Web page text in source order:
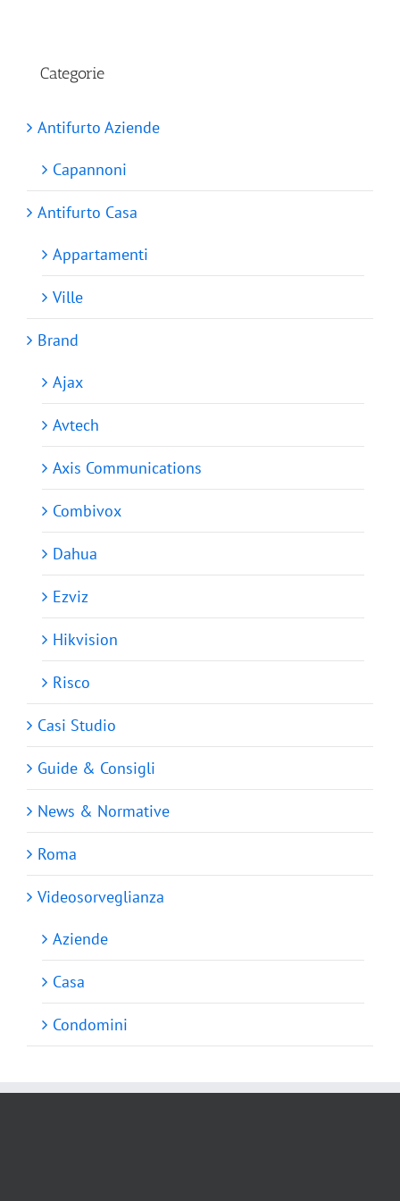
Categorie
Antifurto Aziende
Capannoni
Antifurto Casa
Appartamenti
Ville
Brand
Ajax
Avtech
Axis Communications
Combivox
Dahua
Ezviz
Hikvision
Risco
Casi Studio
Guide & Consigli
News & Normative
Roma
Videosorveglianza
Aziende
Casa
Condomini